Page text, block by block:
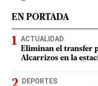
EN PORTADA
ACTUALIDAD
Eliminan el transfer
Alcarrizos en la
DEPORTES